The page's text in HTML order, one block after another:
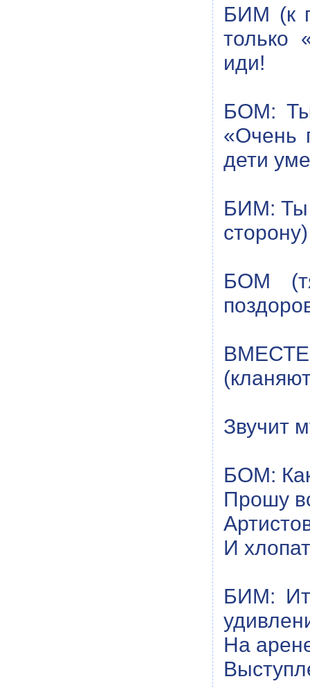
БИМ (к
только
иди!
БОМ: Ты
«Очень
дети
БИМ: Ты
сторону)
БОМ
Звучит
БОМ:
Прошу
И
БИМ:
На